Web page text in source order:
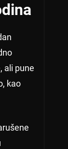
ali pune
kao